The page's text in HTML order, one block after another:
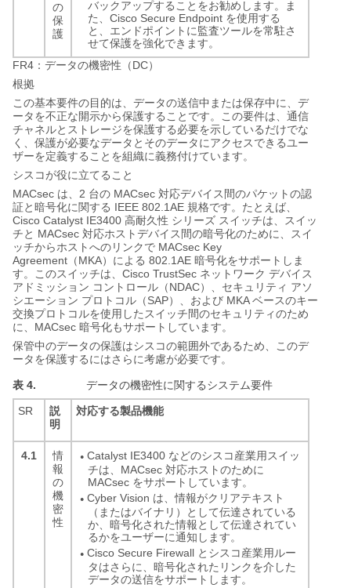
の
保
護
バックアップすることをお勧めします。ま
た、Cisco Secure Endpoint を使用する
と、エンドポイントに監査ツールを常駐さ
せて保護を強化できます。
FR4 ：データの機密性（ DC）
根拠
この基本要件の目的は、データの送信中または保存中に、デ
ータを不正な開示から保護することです。この要件は、通信
チャネルとストレージを保護する必要を示しているだけでな
く、保護が必要なデータとそのデータにアクセスできるユー
ザーを定義することを組織に義務付けています。
シスコが役に立てること
MACsec は、 2 台の MACsec 対応デバイス間のパケットの認
証と暗号化に関する IEEE 802.1AE 規格です。たとえば、
Cisco Catalyst IE3400 高耐久性 シリーズ スイッチは、スイッ
チと MACsec 対応ホストデバイス間の暗号化のために、スイ
ッチからホストへのリンクで MACsec Key
Agreement （ MKA）による 802.1AE 暗号化をサポートしま
す。このスイッチは、 Cisco TrustSec ネットワーク デバイス
アドミッション コントロール（ NDAC）、セキュリティ アソ
シエーション プロトコル（ SAP）、および MKA ベースのキー
交換プロトコルを使用したスイッチ間のセキュリティのため
に、 MACsec 暗号化もサポートしています。
保管中のデータの保護はシスコの範囲外であるため、このデ
ータを保護するにはさらに考慮が必要です。
表 4. データの機密性に関するシステム要件
SR
説
明
対応する製品機能
4.1
情
報
の
機
密
性
● Catalyst IE3400 などのシスコ産業用スイッ
チは、MACsec 対応ホストのために
MACsec をサポートしています。
● Cyber Vision は、情報がクリアテキスト
（またはバイナリ）として伝達されている
か、暗号化された情報として伝達されてい
るかをユーザーに通知します。
● Cisco Secure Firewall とシスコ産業用ルー
タはさらに、暗号化されたリンクを介した
データの送信をサポートします。